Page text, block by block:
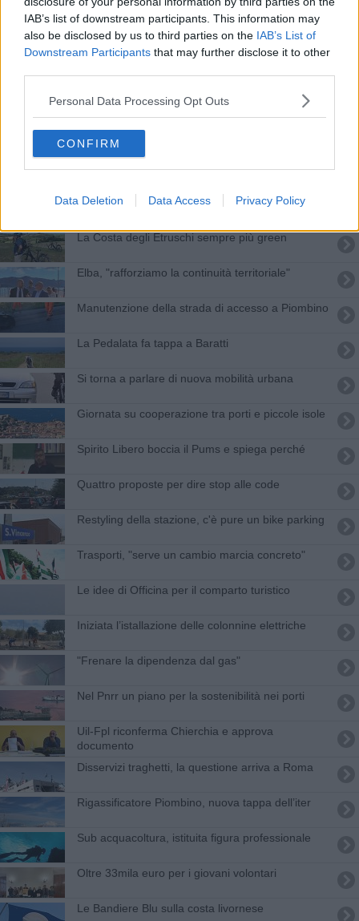
IAB’s list of downstream participants. This information may
also be disclosed by us to third parties on the IAB’s List of
Downstream Participants that may further disclose it to other
Personal Data Processing Opt Outs
CONFIRM
Data Deletion Data Access Privacy Policy
Elettrificazione banchine, progetti finanziati
Nuovo mezzo elettrico per il comune
Valorizzare il fiume Cornia, avanti col confronto
Traghetti isole, "gestione del servizio unitaria"
Incontro tra prefetto Dionisi e presidente Giani
Provincia, da UE 18,3 milioni per progetti
La Costa degli Etruschi sempre più green
Elba, "rafforziamo la continuità territoriale"
Manutenzione della strada di accesso a Piombino
La Pedalata fa tappa a Baratti
Si torna a parlare di nuova mobilità urbana
Giornata su cooperazione tra porti e piccole isole
Spirito Libero boccia il Pums e spiega perché
Quattro proposte per dire stop alle code
Restyling della stazione, c'è pure un bike parking
Trasporti, "serve un cambio marcia concreto"
Le idee di Officina per il comparto turistico
Iniziata l’istallazione delle colonnine elettriche
"Frenare la dipendenza dal gas"
Nel Pnrr un piano per la sostenibilità nei porti
Uil-Fpl riconferma Chierchia e approva
documento
Disservizi traghetti, la questione arriva a Roma
Rigassificatore Piombino, nuova tappa dell’iter
Sub acquacoltura, istituita figura professionale
Oltre 33mila euro per i giovani volontari
Le Bandiere Blu sulla costa livornese